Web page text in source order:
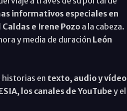
informativos especiales en
Caldas e Irene Pozo a la cabeza.
y media de duración León
historias en texto, audio y vídeo
los canales de YouTube y el